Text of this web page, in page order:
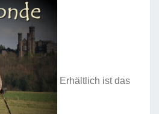
Erhältlich ist das